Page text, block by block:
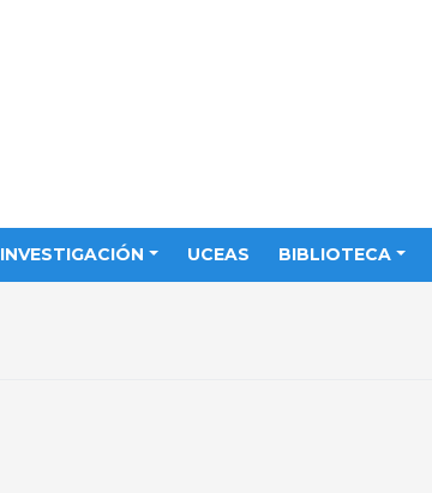
INVESTIGACIÓN UCEAS BIBLIOTECA